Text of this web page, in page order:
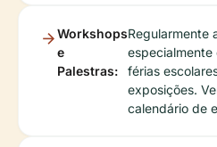
Workshops
e
Palestras:
Regularmente
especialmente
férias
exposições.
calendário de